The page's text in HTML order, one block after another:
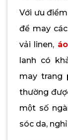
Với ưu
để may
vải linen,
lanh có
may trang
thường
một số
sóc da,